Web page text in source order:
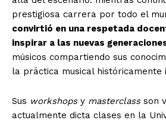
prestigiosa carrera por todo el
convirtió en una respetada
inspirar a las nuevas
músicos compartiendo sus
la práctica musical históricamente
Sus workshopsy masterclassson
actualmente dicta clases en la